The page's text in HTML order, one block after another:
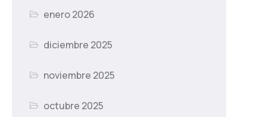
enero 2026
diciembre 2025
noviembre 2025
octubre 2025